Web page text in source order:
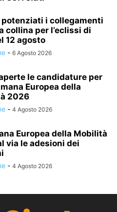
potenziati i collegamenti
collina per l’eclissi di
12 agosto
- 6 Agosto 2026
le candidature per
Europea della
2026
- 4 Agosto 2026
Europea della Mobilità
via le adesioni dei
- 4 Agosto 2026